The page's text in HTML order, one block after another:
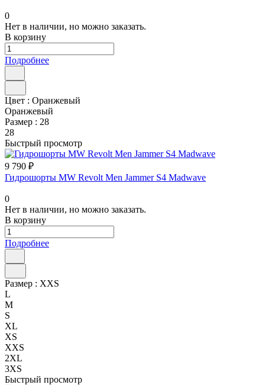
0
Нет в наличии, но можно заказать.
В корзину
Подробнее
Цвет : Оранжевый
Оранжевый
Размер : 28
28
Быстрый просмотр
9 790 ₽
Гидрошорты MW Revolt Men Jammer S4 Madwave
0
Нет в наличии, но можно заказать.
В корзину
Подробнее
Размер : XXS
L
M
S
XL
XS
XXS
2XL
3XS
Быстрый просмотр